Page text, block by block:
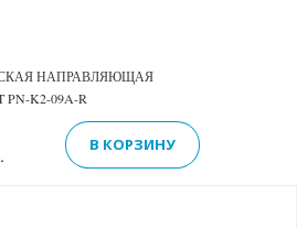
НАПРАВЛЯЮЩАЯ
PN-K2-09A-R
В КОРЗИНУ